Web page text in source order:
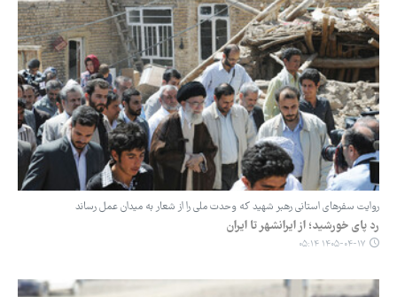
روایت سفرهای استانی رهبر شهید که وحدت ملی را از شعار به میدان عمل رساند
رد پای خورشید؛ از ایرانشهر تا ایران
۱۴۰۵-۰۴-۱۷ ۰۵:۱۴